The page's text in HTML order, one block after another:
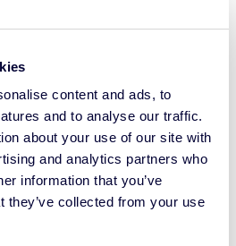
content and ads, to
and to analyse our traffic.
about your use of our site with
and analytics partners who
information that you’ve
they’ve collected from your use